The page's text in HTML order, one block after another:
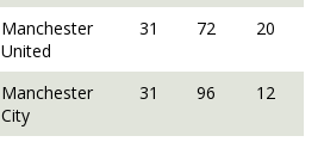
Manchester
United
31 72 20
Manchester
City
31 96 12